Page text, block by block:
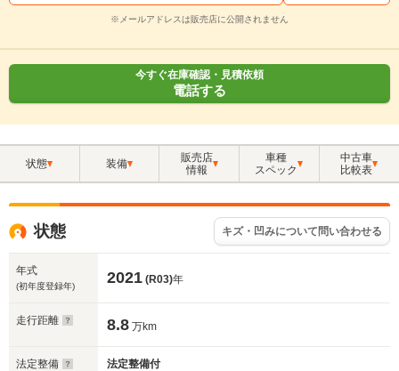
※メールアドレスは販売店に公開されません
今すぐ在庫確認・見積依頼
電話する
状態 装備
販売店
情報
車種
スペック
中古車
比較表
状態 キズ・凹みについて問い合わせる
年式
(初年度登録年) 2021 (R03)年
走行距離 8.8 万km
法定整備 法定整備付